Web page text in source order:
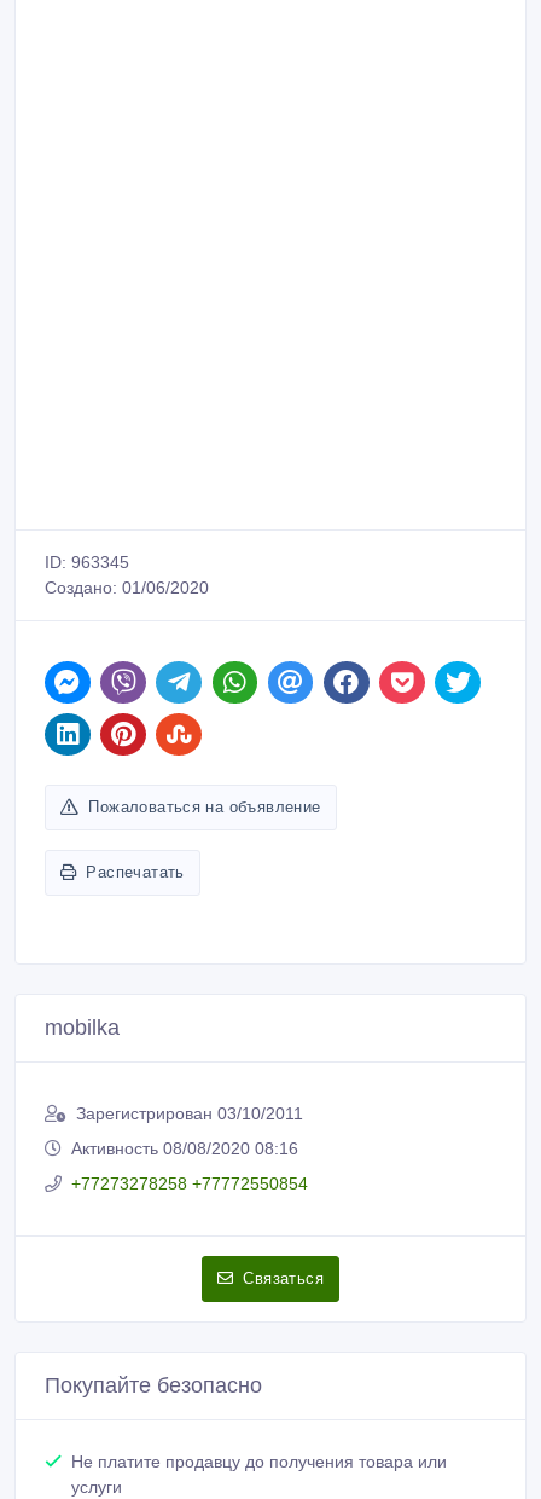
ID: 963345
Создано: 01/06/2020
Пожаловаться на объявление
Распечатать
mobilka
Зарегистрирован 03/10/2011
Активность 08/08/2020 08:16
+77273278258 +77772550854
Связаться
Покупайте безопасно
Не платите продавцу до получения товара или
услуги